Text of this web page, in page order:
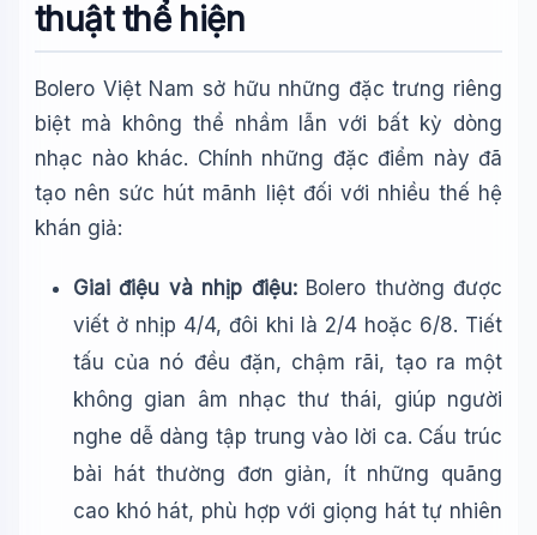
thuật thể hiện
Bolero Việt Nam sở hữu những đặc trưng riêng
biệt mà không thể nhầm lẫn với bất kỳ dòng
nhạc nào khác. Chính những đặc điểm này đã
tạo nên sức hút mãnh liệt đối với nhiều thế hệ
khán giả:
Giai điệu và nhịp điệu:Bolero thường được
viết ở nhịp 4/4, đôi khi là 2/4 hoặc 6/8. Tiết
tấu của nó đều đặn, chậm rãi, tạo ra một
không gian âm nhạc thư thái, giúp người
nghe dễ dàng tập trung vào lời ca. Cấu trúc
bài hát thường đơn giản, ít những quãng
cao khó hát, phù hợp với giọng hát tự nhiên